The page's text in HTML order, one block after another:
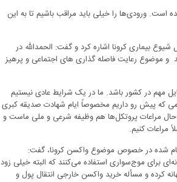
ورودی‌ها را خیلی باید مراقب باشیم تا به این
بیماری کرونا اشاره کرد و گفت: الحمدالله در
و موضوع رعایت فاصله گذاری های اجتماعی و پرهیز
مهم در کشور باشد. ما در یک شرایط عادی نیستیم
که پیش رو داریم مخصوصاً ایام شهادت صدیقه کبری
مراعات پروتکل‌ها هم وظیفه شرعی و ملی ماست و
مراعات کنیم.
شده در خصوص موضوع واکسن کرونا، گفت:
برای موج‌سواری استفاده می‌کنند که البته خیلی زود
کرده و مسأله خرید واکسن خارجی انتقال پول و